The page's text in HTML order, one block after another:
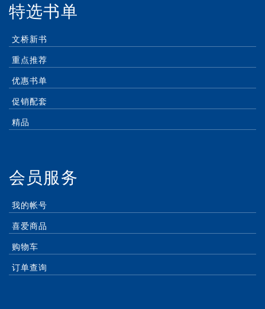
特选书单
文桥新书
重点推荐
优惠书单
促销配套
精品
会员服务
我的帐号
喜爱商品
购物车
订单查询